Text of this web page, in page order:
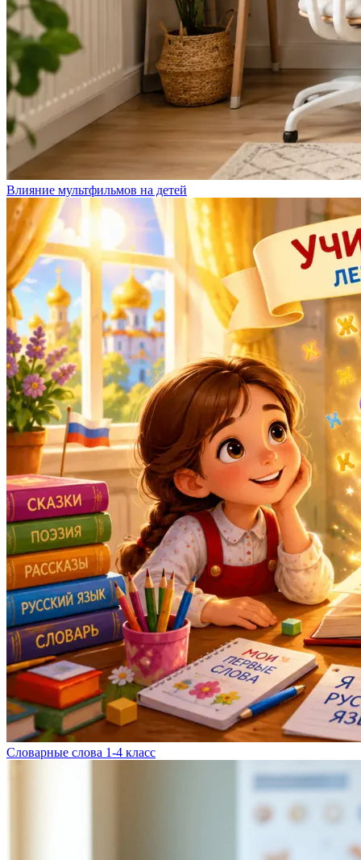
Влияние мультфильмов на детей
Словарные слова 1-4 класс